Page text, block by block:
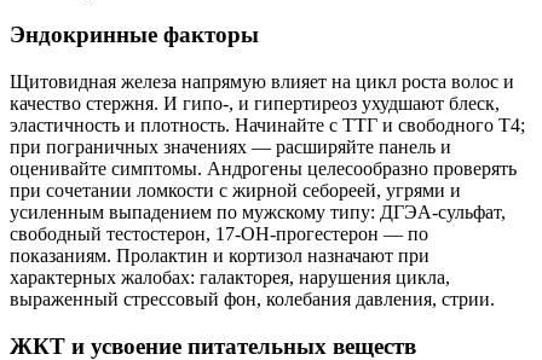
Эндокринные факторы
Щитовидная железа напрямую влияет на цикл роста волос и
качество стержня. И гипо-, и гипертиреоз ухудшают блеск,
эластичность и плотность. Начинайте с ТТГ и свободного Т4;
при пограничных значениях — расширяйте панель и
оценивайте симптомы. Андрогены целесообразно проверять
при сочетании ломкости с жирной себореей, угрями и
усиленным выпадением по мужскому типу: ДГЭА‑сульфат,
свободный тестостерон, 17‑ОН‑прогестерон — по
показаниям. Пролактин и кортизол назначают при
характерных жалобах: галакторея, нарушения цикла,
выраженный стрессовый фон, колебания давления, стрии.
ЖКТ и усвоение питательных веществ